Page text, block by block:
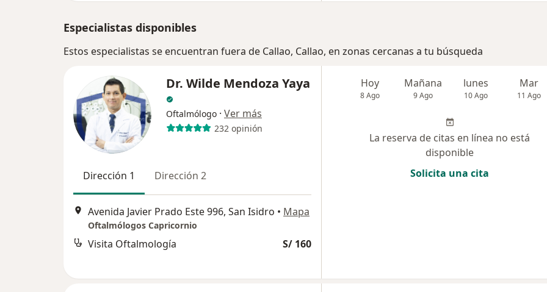
Especialistas disponibles
Estos especialistas se encuentran fuera de Callao, Callao, en zonas cercanas a tu búsqueda
Dr. Wilde Mendoza Yaya
Oftalmólogo · Ver más
232 opinión
Dirección 1 Dirección 2
Avenida Javier Prado Este 996, San Isidro • Mapa
Oftalmólogos Capricornio
Visita Oftalmología S/ 160
Hoy
8 Ago
Mañana
9 Ago
lunes
10 Ago
Mar
11 Ago
La reserva de citas en línea no está
disponible
Solicita una cita